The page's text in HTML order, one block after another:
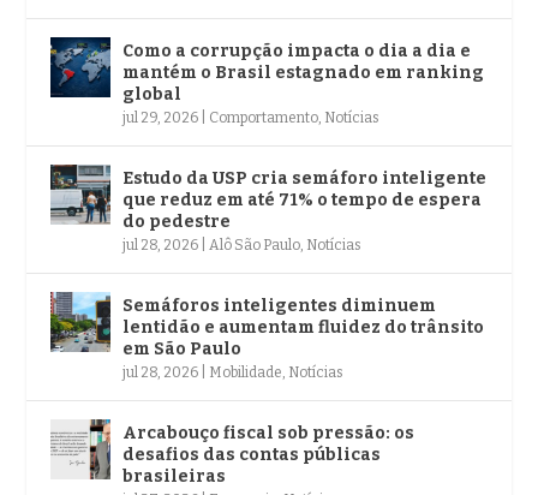
Como a corrupção impacta o dia a dia e
mantém o Brasil estagnado em ranking
global
jul 29, 2026 Comportamento Notícias
Estudo da USP cria semáforo inteligente
que reduz em até 71% o tempo de espera
do pedestre
jul 28, 2026 Alô São Paulo Notícias
Semáforos inteligentes diminuem
lentidão e aumentam fluidez do trânsito
em São Paulo
jul 28, 2026 Mobilidade Notícias
Arcabouço fiscal sob pressão: os
desafios das contas públicas
brasileiras